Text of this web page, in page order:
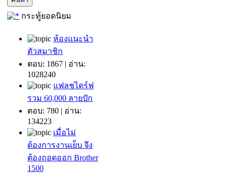
กระทู้ยอดนิยม
ห้องแนะนำ
ตัวสมาชิก
ตอบ: 1867 | อ่าน:
1028240
แฟลชไดร์ฟ
รวม 60,000 ลายปัก
ตอบ: 780 | อ่าน:
134223
เมื่อไม่
ต้องการงานเย็บ จึง
ต้องถอดออก Brother
1500